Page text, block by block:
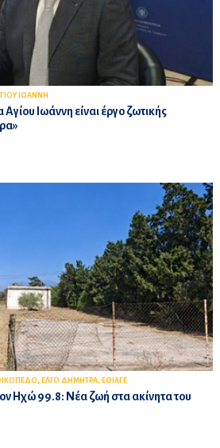
ΙΩΑΝΝΗ
Ιωάννη είναι έργο ζωτικής
, ΕΛΓΟ ΔΗΜΗΤΡΑ, ΕΘΙΑΓΕ
Ηχώ 99.8: Νέα ζωή στα ακίνητα του